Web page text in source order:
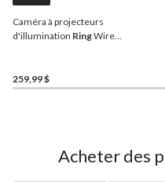
Caméra à projecteurs
d'illumination RingWired
259,99 $
Acheter des